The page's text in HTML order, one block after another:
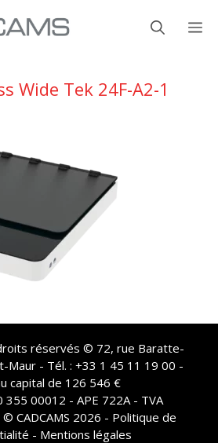
Wide Tek 24F-A2-1
réservés © 72, rue Baratte-
Maur - Tél. : +33 1 45 11 19 00 -
capital de 126 546 €
355 00012 - APE 722A - TVA
CADCAMS 2026 - Politique de
- Mentions légales